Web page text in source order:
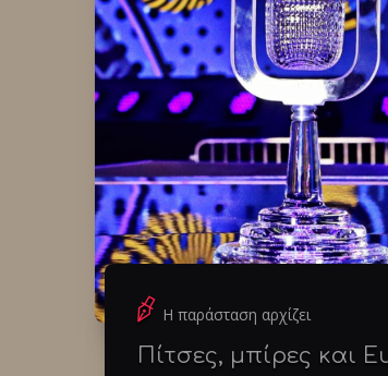
Η παράσταση αρχίζει
Πίτσες, μπίρες και